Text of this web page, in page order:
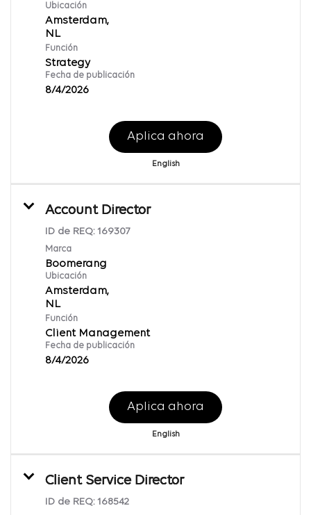
Ubicación
Amsterdam,
Función
Strategy
Fecha de publicación
8/4/2026
Aplica ahora
English
Account Director
ID de REQ: 169307
Marca
Boomerang
Ubicación
Amsterdam,
Función
Client Management
Fecha de publicación
8/4/2026
Aplica ahora
English
Client Service Director
ID de REQ: 168542